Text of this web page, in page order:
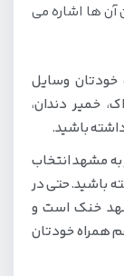
آن ها اشاره می
وسایل
خمیر دندان،
باشید.
به مشهد انتخاب
باشید. حتی در
خنک است و
همراه خودتان